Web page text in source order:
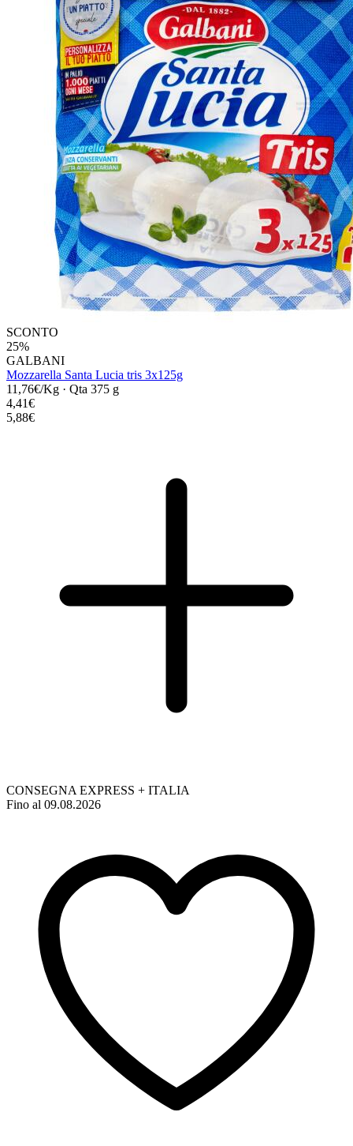
SCONTO
25%
GALBANI
Mozzarella Santa Lucia tris 3x125g
11,76€/Kg · Qta 375 g
4,41€
5,88€
CONSEGNA EXPRESS + ITALIA
Fino al 09.08.2026